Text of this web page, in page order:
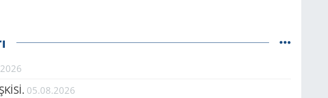
05.08.2026